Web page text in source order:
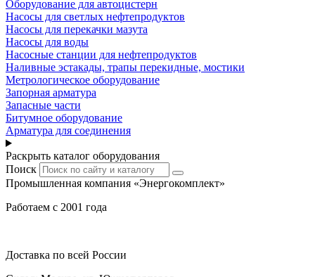
Оборудование для автоцистерн
Насосы для светлых нефтепродуктов
Насосы для перекачки мазута
Насосы для воды
Насосные станции для нефтепродуктов
Наливные эстакады, трапы перекидные, мостики
Метрологическое оборудование
Запорная арматура
Запасные части
Битумное оборудование
Арматура для соединения
Раскрыть каталог оборудования
Поиск
Промышленная компания «Энергокомплект»
Работаем с 2001 года
Доставка по всей России